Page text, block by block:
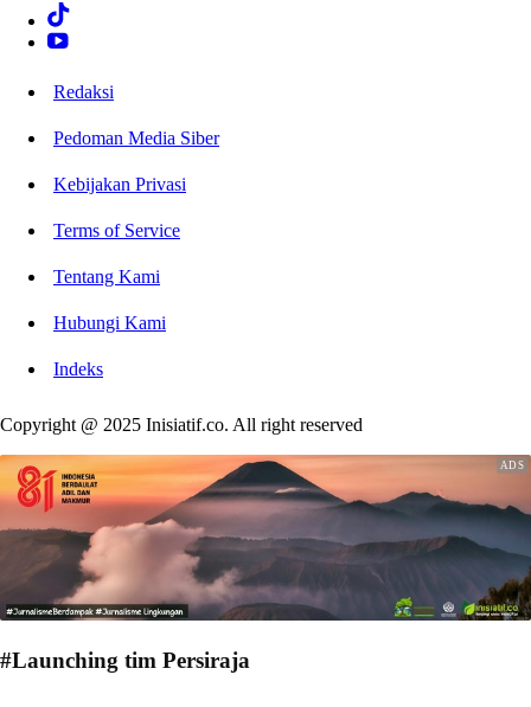
Redaksi
Pedoman Media Siber
Kebijakan Privasi
Terms of Service
Tentang Kami
Hubungi Kami
Indeks
Copyright @ 2025 Inisiatif.co. All right reserved
#Launching tim Persiraja